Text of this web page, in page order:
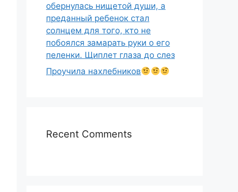
обернулась нищетой души, а
преданный ребенок стал
солнцем для того, кто не
побоялся замарать руки о его
пеленки. Щиплет глаза до слез
Проучила нахлебников
Recent Comments